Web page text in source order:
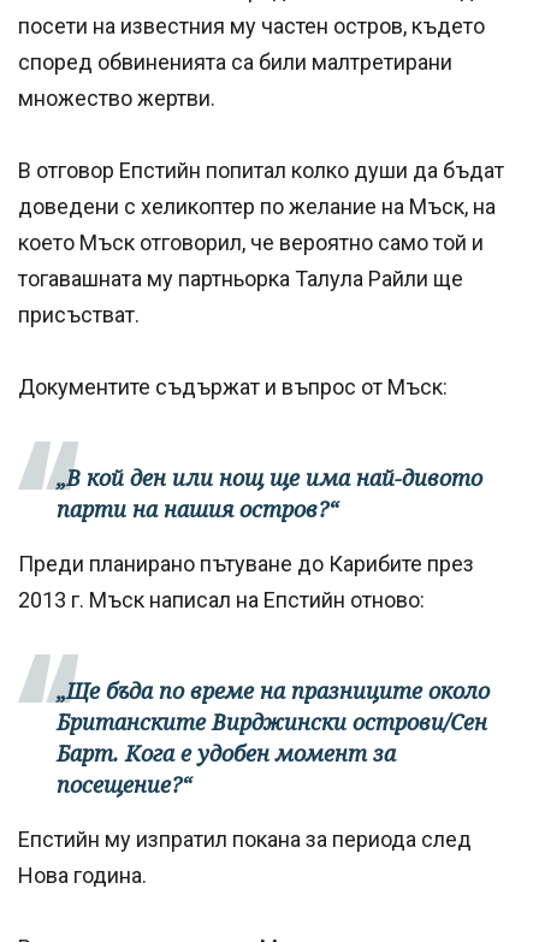
посети на известния му частен остров, където
според обвиненията са били малтретирани
множество жертви.
В отговор Епстийн попитал колко души да бъдат
доведени с хеликоптер по желание на Мъск, на
което Мъск отговорил, че вероятно само той и
тогавашната му партньорка Талула Райли ще
присъстват.
Документите съдържат и въпрос от Мъск:
„В кой ден или нощ ще има най-дивото
парти на нашия остров?“
Преди планирано пътуване до Карибите през
2013 г. Мъск написал на Епстийн отново:
„Ще бъда по време на празниците около
Британските Вирджински острови/Сен
Барт. Кога е удобен момент за
посещение?“
Епстийн му изпратил покана за периода след
Нова година.